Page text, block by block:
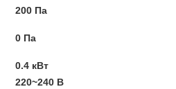
200 Па
0 Па
0.4 кВт
220~240 В